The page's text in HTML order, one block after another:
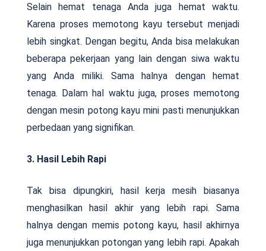
Selain hemat tenaga Anda juga hemat waktu.
Karena proses memotong kayu tersebut menjadi
lebih singkat. Dengan begitu, Anda bisa melakukan
beberapa pekerjaan yang lain dengan siwa waktu
yang Anda miliki. Sama halnya dengan hemat
tenaga. Dalam hal waktu juga, proses memotong
dengan mesin potong kayu mini pasti menunjukkan
perbedaan yang signifikan.
3. Hasil Lebih Rapi
Tak bisa dipungkiri, hasil kerja mesih biasanya
menghasilkan hasil akhir yang lebih rapi. Sama
halnya dengan memis potong kayu, hasil akhirnya
juga menunjukkan potongan yang lebih rapi. Apakah